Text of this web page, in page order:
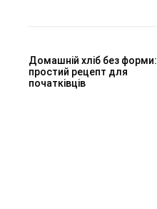
Домашній хліб без форми:
простий рецепт для
початківців